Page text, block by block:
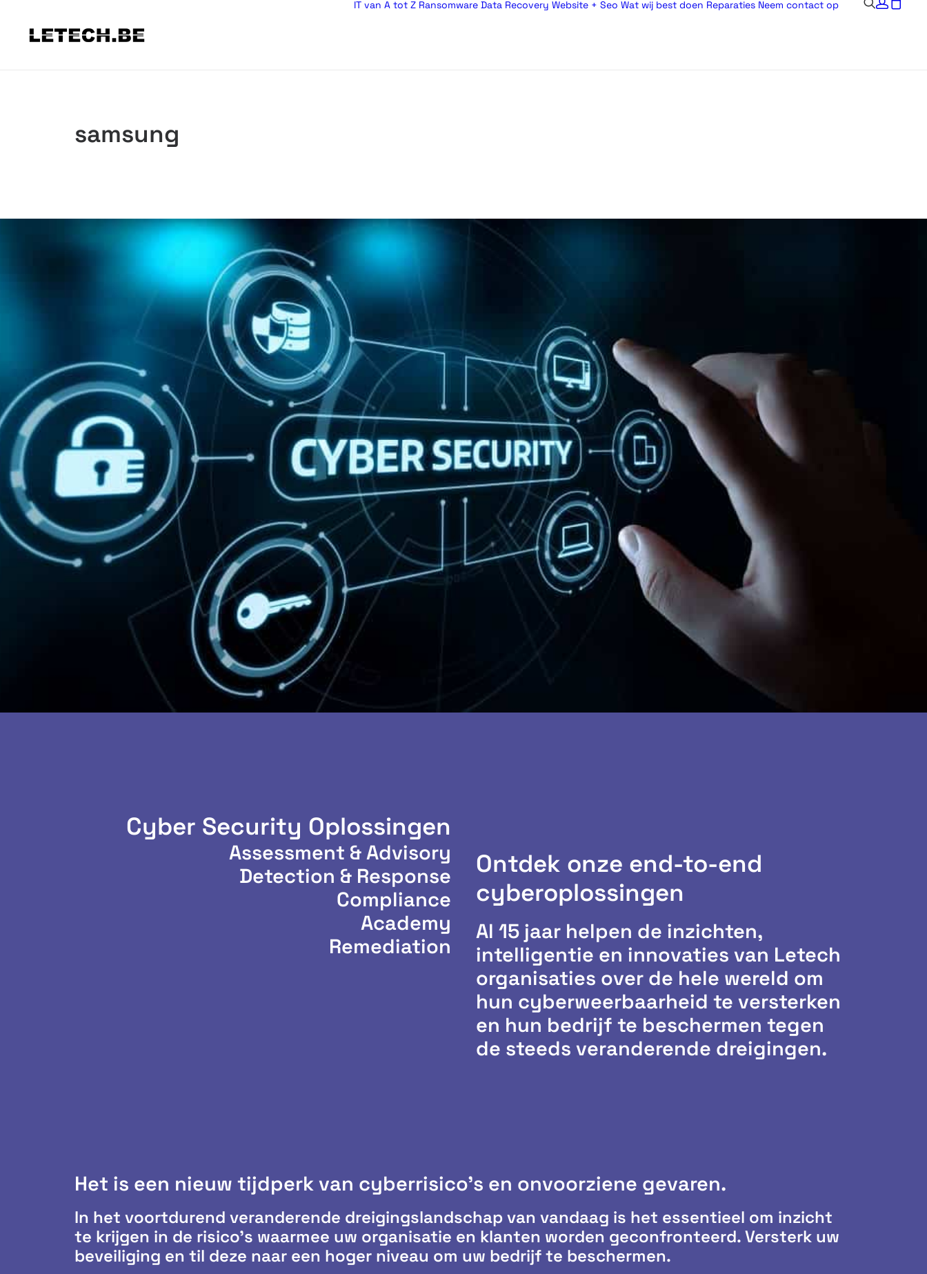
IT van A tot Z Ransomware Data Recovery Website + Seo Wat wij best doen Reparaties Neem contact op
samsung
Cyber Security Oplossingen
Assessment & Advisory
Detection & Response
Compliance
Academy
Remediation
Ontdek onze end-to-end
cyberoplossingen
Al 15 jaar helpen de inzichten,
intelligentie en innovaties van Letech
organisaties over de hele wereld om
hun cyberweerbaarheid te versterken
en hun bedrijf te beschermen tegen
de steeds veranderende dreigingen.
Het is een nieuw tijdperk van cyberrisico's en onvoorziene gevaren.
In het voortdurend veranderende dreigingslandschap van vandaag is het essentieel om inzicht
te krijgen in de risico’s waarmee uw organisatie en klanten worden geconfronteerd. Versterk uw
beveiliging en til deze naar een hoger niveau om uw bedrijf te beschermen.